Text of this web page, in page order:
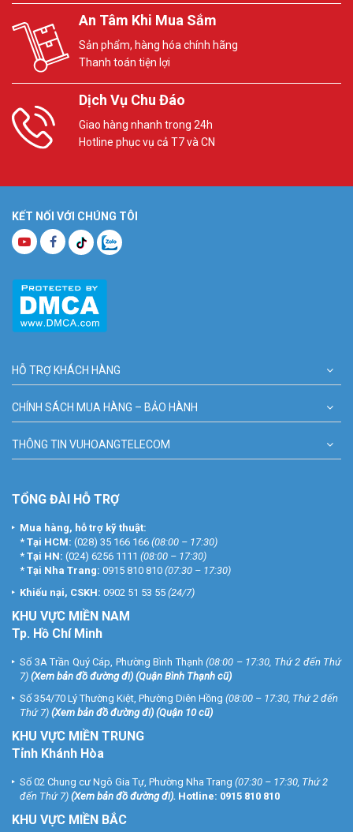
An Tâm Khi Mua Sắm
Sản phẩm, hàng hóa chính hãng
Thanh toán tiện lợi
Dịch Vụ Chu Đáo
Giao hàng nhanh trong 24h
Hotline phục vụ cả T7 và CN
KẾT NỐI VỚI CHÚNG TÔI
HỖ TRỢ KHÁCH HÀNG
CHÍNH SÁCH MUA HÀNG – BẢO HÀNH
THÔNG TIN VUHOANGTELECOM
TỔNG ĐÀI HỖ TRỢ
Mua hàng, hỗ trợ kỹ thuật:
* Tại HCM: (028) 35 166 166 (08:00 – 17:30)
* Tại HN: (024) 6256 1111 (08:00 – 17:30)
* Tại Nha Trang: 0915 810 810 (07:30 – 17:30)
Khiếu nại, CSKH: 0902 51 53 55 (24/7)
KHU VỰC MIỀN NAM
Tp. Hồ Chí Minh
Số 3A Trần Quý Cáp, Phường Bình Thạnh (08:00 – 17:30, Thứ 2 đến Thứ
7) (Xem bản đồ đường đi) (Quận Bình Thạnh cũ)
Số 354/70 Lý Thường Kiệt, Phường Diên Hồng (08:00 – 17:30, Thứ 2 đến
Thứ 7) (Xem bản đồ đường đi) (Quận 10 cũ)
KHU VỰC MIỀN TRUNG
Tỉnh Khánh Hòa
Số 02 Chung cư Ngô Gia Tự, Phường Nha Trang (07:30 – 17:30, Thứ 2
đến Thứ 7) (Xem bản đồ đường đi). Hotline: 0915 810 810
KHU VỰC MIỀN BẮC